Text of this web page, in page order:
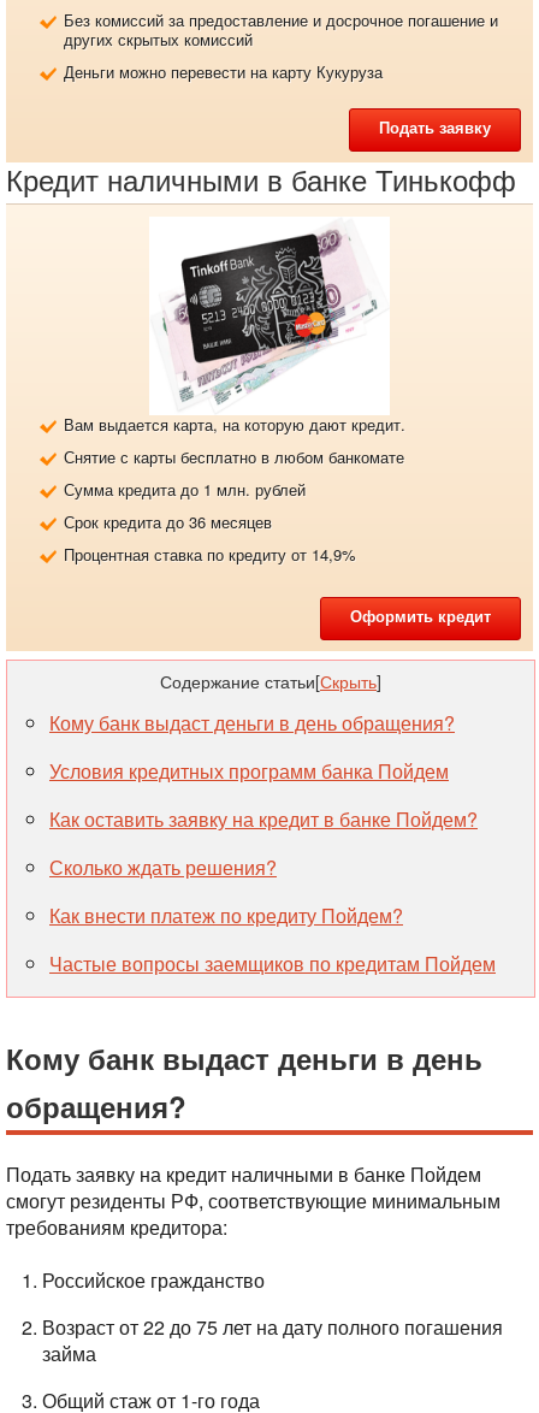
Без комиссий за предоставление и досрочное погашение и
других скрытых комиссий
Деньги можно перевести на карту Кукуруза
Подать заявку
Кредит наличными в банке Тинькофф
Вам выдается карта, на которую дают кредит.
Снятие с карты бесплатно в любом банкомате
Сумма кредита до 1 млн. рублей
Срок кредита до 36 месяцев
Процентная ставка по кредиту от 14,9%
Оформить кредит
Содержание статьи[Скрыть]
Кому банк выдаст деньги в день обращения?
Условия кредитных программ банка Пойдем
Как оставить заявку на кредит в банке Пойдем?
Сколько ждать решения?
Как внести платеж по кредиту Пойдем?
Частые вопросы заемщиков по кредитам Пойдем
Кому банк выдаст деньги в день
обращения?
Подать заявку на кредит наличными в банке Пойдем
смогут резиденты РФ, соответствующие минимальным
требованиям кредитора:
Российское гражданство
Возраст от 22 до 75 лет на дату полного погашения
займа
Общий стаж от 1-го года